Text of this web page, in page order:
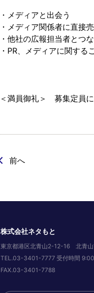
・メディアと出会う
・メディア関係者に直接
・他社の広報担当者とつ
・PR、メディアに関する
＜満員御礼＞ 募集定員に
前へ
株式会社ネタもと
東京都港区北青山2-12-16 北青山
TEL.03-3401-7777 受付時間
FAX.03-3401-7788